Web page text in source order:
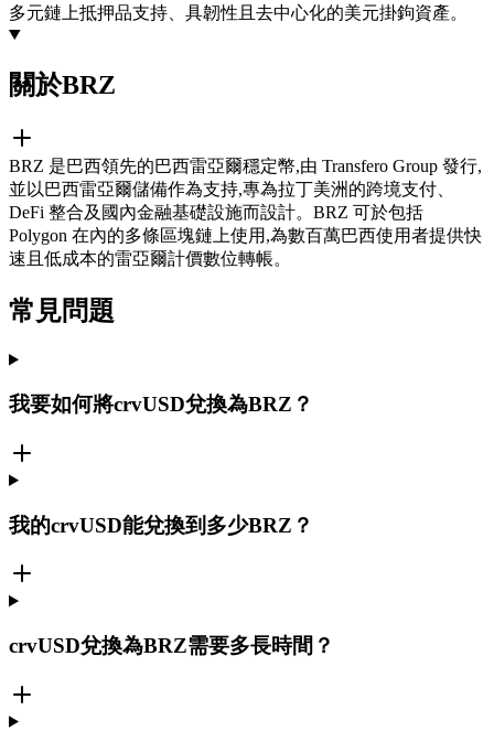
多元鏈上抵押品支持、具韌性且去中心化的美元掛鉤資產。
關於BRZ
BRZ 是巴西領先的巴西雷亞爾穩定幣,由 Transfero Group 發行,
並以巴西雷亞爾儲備作為支持,專為拉丁美洲的跨境支付、
DeFi 整合及國內金融基礎設施而設計。BRZ 可於包括
Polygon 在內的多條區塊鏈上使用,為數百萬巴西使用者提供快
速且低成本的雷亞爾計價數位轉帳。
常見問題
我要如何將crvUSD兌換為BRZ？
我的crvUSD能兌換到多少BRZ？
crvUSD兌換為BRZ需要多長時間？